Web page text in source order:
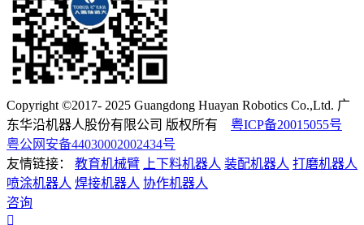
Copyright ©2017- 2025 Guangdong Huayan Robotics Co.,Ltd. 广
东华沿机器人股份有限公司 版权所有 粤ICP备20015055号
粤公网安备44030002002434号
友情链接：
教育机械臂 上下料机器人 装配机器人 打磨机器人
喷涂机器人 焊接机器人 协作机器人
咨询